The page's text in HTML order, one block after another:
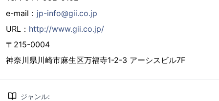
e-mail： jp-info@gii.co.jp
URL： http://www.gii.co.jp/
〒215-0004
神奈川県川崎市麻生区万福寺1-2-3 アーシスビル7F
ジャンル: